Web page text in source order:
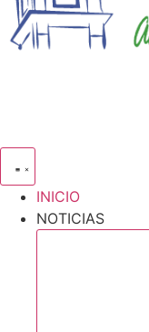
INICIO
NOTICIAS